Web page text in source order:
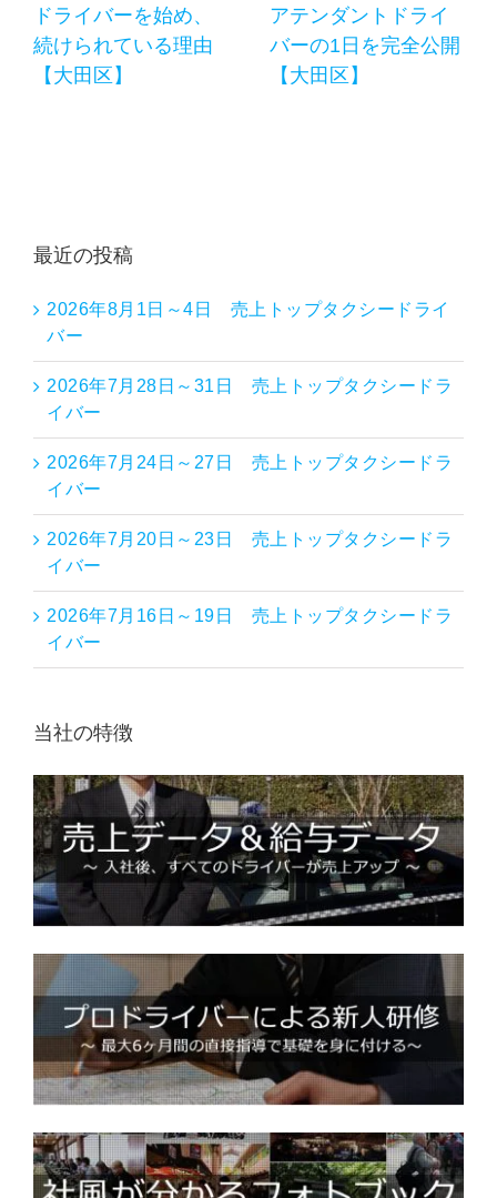
ドライバーを始め、
続けられている理由
【大田区】
アテンダントドライ
バーの1日を完全公開
【大田区】
最近の投稿
2026年8月1日～4日 売上トップタクシードライ
バー
2026年7月28日～31日 売上トップタクシードラ
イバー
2026年7月24日～27日 売上トップタクシードラ
イバー
2026年7月20日～23日 売上トップタクシードラ
イバー
2026年7月16日～19日 売上トップタクシードラ
イバー
当社の特徴